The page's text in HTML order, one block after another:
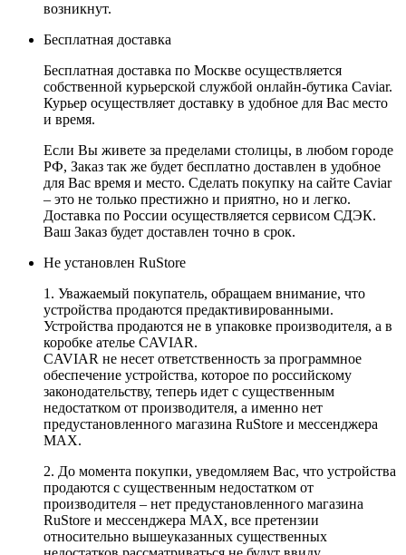
возникнут.
Бесплатная доставка
Бесплатная доставка по Москве осуществляется
собственной курьерской службой онлайн-бутика Caviar.
Курьер осуществляет доставку в удобное для Вас место
и время.
Если Вы живете за пределами столицы, в любом городе
РФ, Заказ так же будет бесплатно доставлен в удобное
для Вас время и место. Сделать покупку на сайте Caviar
– это не только престижно и приятно, но и легко.
Доставка по России осуществляется сервисом СДЭК.
Ваш Заказ будет доставлен точно в срок.
Не установлен RuStore
1. Уважаемый покупатель, обращаем внимание, что
устройства продаются предактивированными.
Устройства продаются не в упаковке производителя, а в
коробке ателье CAVIAR.
CAVIAR не несет ответственность за программное
обеспечение устройства, которое по российскому
законодательству, теперь идет с существенным
недостатком от производителя, а именно нет
предустановленного магазина RuStore и мессенджера
MAX.
2. До момента покупки, уведомляем Вас, что устройства
продаются с существенным недостатком от
производителя – нет предустановленного магазина
RuStore и мессенджера MAX, все претензии
относительно вышеуказанных существенных